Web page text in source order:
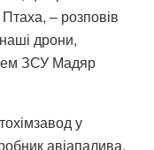
– розповів
дрони,
ЗСУ Мадяр
у
авіапалива,